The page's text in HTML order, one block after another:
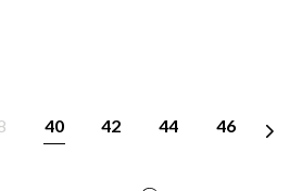
40 42 44 46